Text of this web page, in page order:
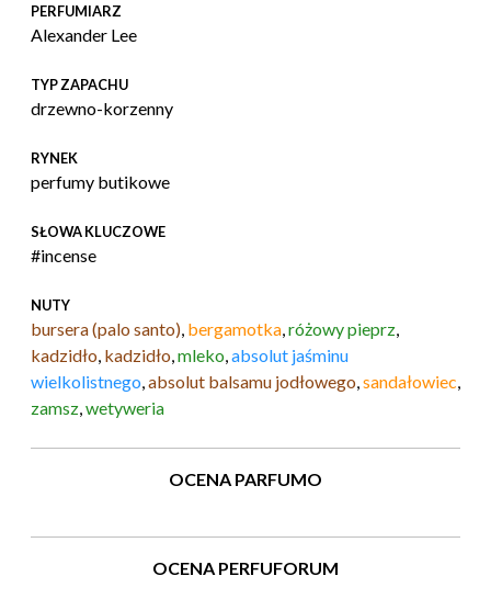
PERFUMIARZ
Alexander Lee
TYP ZAPACHU
drzewno-korzenny
RYNEK
perfumy butikowe
SŁOWA KLUCZOWE
#incense
NUTY
bursera (palo santo), bergamotka,różowy pieprz,
kadzidło, kadzidło,mleko,absolut jaśminu
wielkolistnego,absolut balsamu jodłowego,sandałowiec,
zamsz,wetyweria
OCENA PARFUMO
OCENA PERFUFORUM